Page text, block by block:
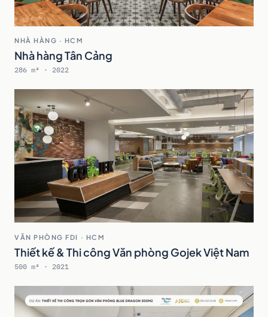
NHÀ HÀNG · HCM
Nhà hàng Tân Cảng
286 m² · 2022
VĂN PHÒNG FDI · HCM
Thiết kế & Thi công Văn phòng Gojek Việt Nam
500 m² · 2021